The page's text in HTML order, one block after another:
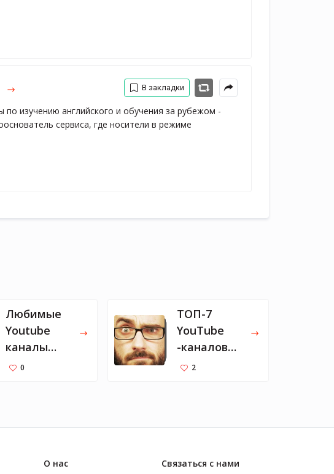
изучению английского и обучения за рубежом -
сервиса, где носители в режиме
В закладки
Любимые
Youtube
каналы
Димы
0
ТОП-7
YouTube
-каналов
для
Черешнева
2
О нас Связаться с нами